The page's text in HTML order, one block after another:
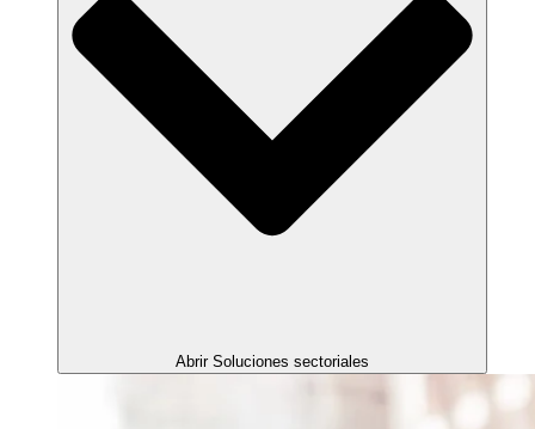
Abrir Soluciones sectoriales